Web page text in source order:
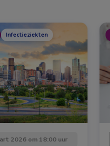
Infectieziekten
2026 om 18:00 uur